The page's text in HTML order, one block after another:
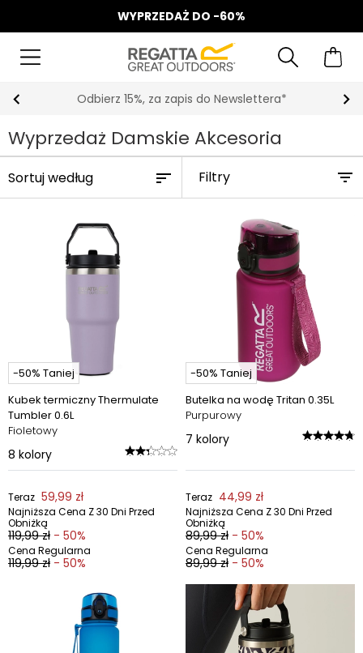
WYPRZEDAŻ DO -60%
Odbierz 15%, za zapis do Newslettera*
Wyprzedaż Damskie Akcesoria
Filtry
-50% Taniej
Kubek termiczny Thermulate
Tumbler 0.6L
Fioletowy
8 kolory
Teraz 59,99 zł
Najniższa Cena Z 30 Dni Przed
Obniżką
119,99 zł - 50%
Cena Regularna
119,99 zł - 50%
-50% Taniej
Butelka na wodę Tritan 0.35L
Purpurowy
7 kolory
Teraz 44,99 zł
Najniższa Cena Z 30 Dni Przed
Obniżką
89,99 zł - 50%
Cena Regularna
89,99 zł - 50%